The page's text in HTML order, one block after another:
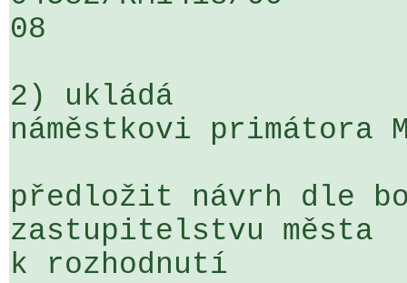
08
2) ukládá
náměstkovi primátora
předložit návrh dle
zastupitelstvu města
k rozhodnutí